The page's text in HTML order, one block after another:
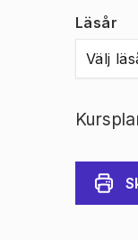
Läsår
Välj